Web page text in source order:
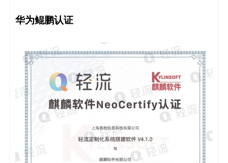
华为鲲鹏认证